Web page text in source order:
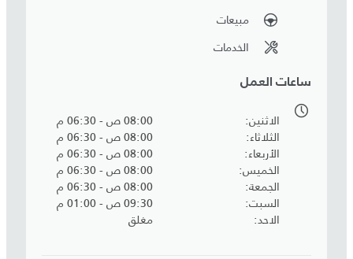
مبيعات
الخدمات
ساعات العمل
الاثنين
08:00 ص - 06:30 م
الثلاثاء
08:00 ص - 06:30 م
الأربعاء
08:00 ص - 06:30 م
الخميس
08:00 ص - 06:30 م
الجمعة
08:00 ص - 06:30 م
السبت
09:30 ص - 01:00 م
الاحد
مغلق